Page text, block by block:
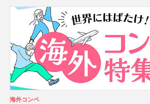
海外コンペ